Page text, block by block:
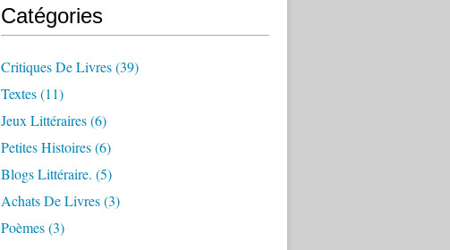
Catégories
Critiques De Livres(39)
Textes(11)
Jeux Littéraires(6)
Petites Histoires(6)
Blogs Littéraire. (5)
Achats De Livres(3)
Poèmes(3)